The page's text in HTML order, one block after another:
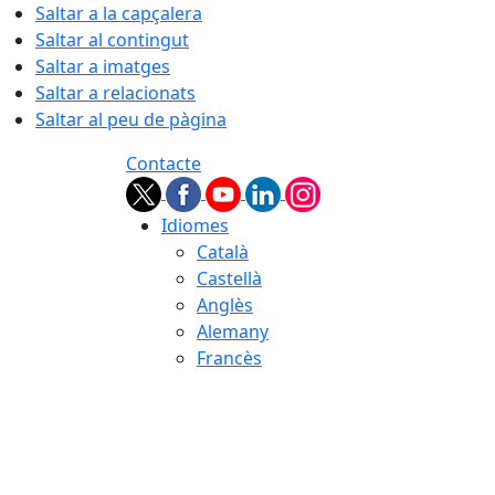
Saltar a la capçalera
Saltar al contingut
Saltar a imatges
Saltar a relacionats
Saltar al peu de pàgina
Contacte
Idiomes
Català
Castellà
Anglès
Alemany
Francès